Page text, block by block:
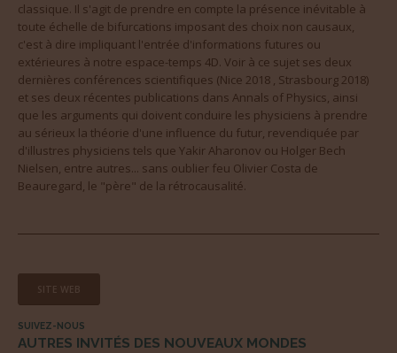
classique. Il s'agit de prendre en compte la présence inévitable à
toute échelle de bifurcations imposant des choix non causaux,
c'est à dire impliquant l'entrée d'informations futures ou
extérieures à notre espace-temps 4D. Voir à ce sujet ses deux
dernières conférences scientifiques (Nice 2018 , Strasbourg 2018)
et ses deux récentes publications dans Annals of Physics, ainsi
que les arguments qui doivent conduire les physiciens à prendre
au sérieux la théorie d'une influence du futur, revendiquée par
d'illustres physiciens tels que Yakir Aharonov ou Holger Bech
Nielsen, entre autres... sans oublier feu Olivier Costa de
Beauregard, le "père" de la rétrocausalité.
SITE WEB
SUIVEZ-NOUS
AUTRES INVITÉS DES NOUVEAUX MONDES